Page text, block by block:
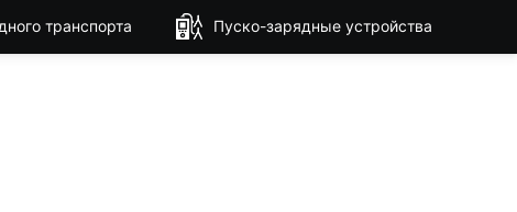
транспорта Пуско-зарядные устройства